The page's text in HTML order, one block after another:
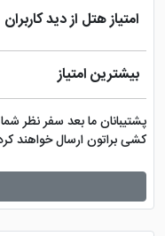
امتیاز هتل از دید کاربران
بیشترین امتیاز
پشتیبانان ما بعد سفر نظر
کشی براتون ارسال خواهند